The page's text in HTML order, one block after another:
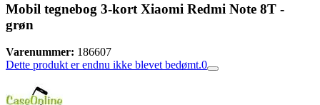
Mobil tegnebog 3-kort Xiaomi Redmi Note 8T -
grøn
Varenummer: 186607
Dette produkt er endnu ikke blevet bedømt.0